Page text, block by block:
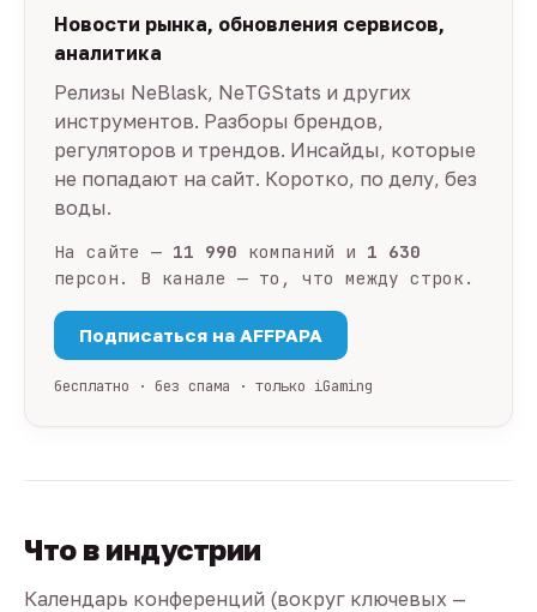
Новости рынка, обновления сервисов,
аналитика
Релизы NeBlask, NeTGStats и других
инструментов. Разборы брендов,
регуляторов и трендов. Инсайды, которые
не попадают на сайт. Коротко, по делу, без
воды.
На сайте — 11 990 компаний и 1 630
персон. В канале — то, что между строк.
Подписаться на AFFPAPA
бесплатно · без спама · только iGaming
Что в индустрии
Календарь конференций (вокруг ключевых —